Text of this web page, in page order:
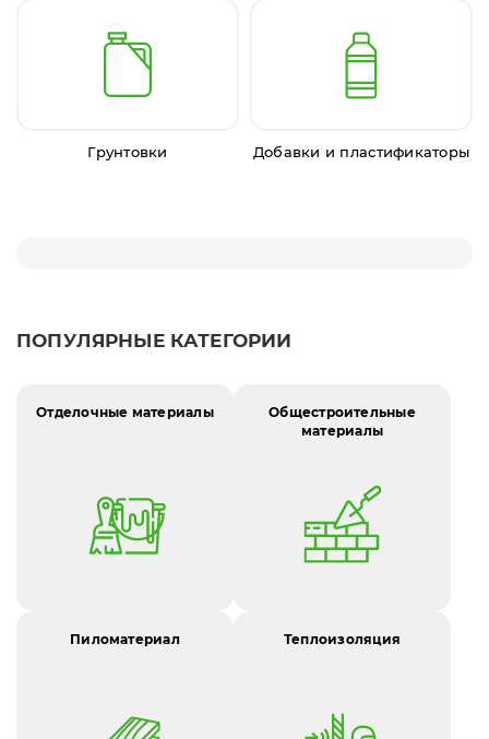
Грунтовки Добавки и пластификаторы
ПОПУЛЯРНЫЕ КАТЕГОРИИ
Отделочные материалы
Общестроительные
материалы
Пиломатериал Теплоизоляция